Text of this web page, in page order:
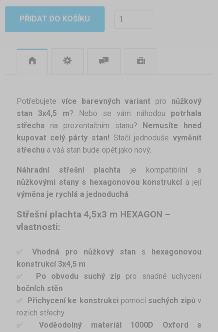
PŘIDAT DO KOŠÍKU
Potřebujete více barevných variant pro nůžkový
stan 3x4,5 m? Nebo se vám náhodou potrhala
střecha na prezentačním stanu? Nemusíte hned
kupovat celý párty stan! Stačí jednoduše vyměnit
střechu a váš stan bude opět jako nový.
Náhradní střešní plachta je kompatibilní s
nůžkovými stany s hexagonovou konstrukcía její
výměna je rychlá a jednoduchá
Střešní plachta 4,5x3 m HEXAGON –
vlastnosti:
✅ Vhodná pro nůžkový stan s hexagonovou
konstrukcí 3x4,5 m
✅ Po obvodu suchý zip pro snadné uchycení
bočních stěn
✅ Přichycení ke konstrukci pomocí suchých zipů v
rozích střechy
✅ Voděodolný materiál
1000D Oxford s